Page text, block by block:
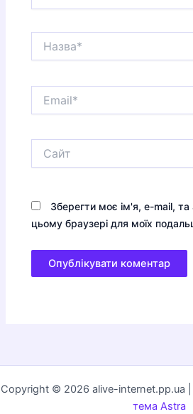
Зберегти моє ім'я, e-mail,
цьому браузері для моїх
Copyright © 2026 alive-internet.pp.ua |
тема Astra